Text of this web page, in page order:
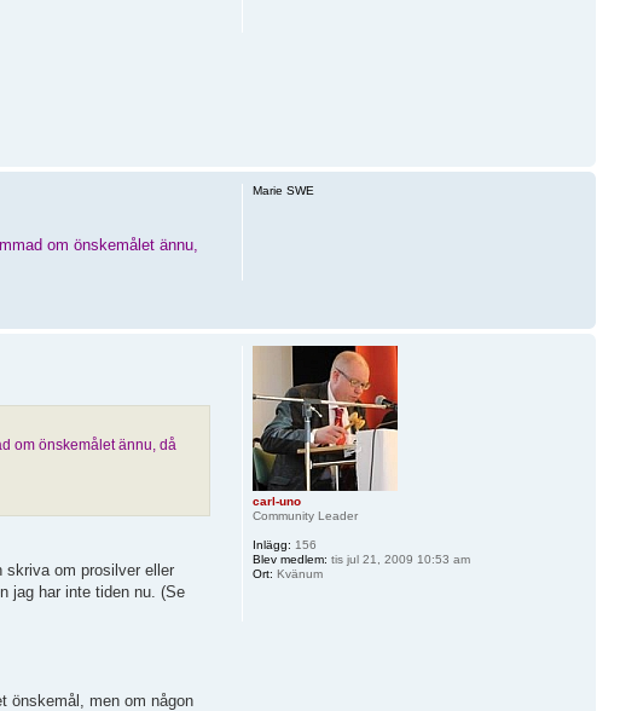
om önskemålet ännu,
Marie SWE
om önskemålet ännu, då
skriva om prosilver eller
jag har inte tiden nu. (Se
önskemål, men om någon
carl-uno
Community Leader
Inlägg: 156
Blev medlem: tis jul 21, 2009 10:53 am
Ort: Kvänum